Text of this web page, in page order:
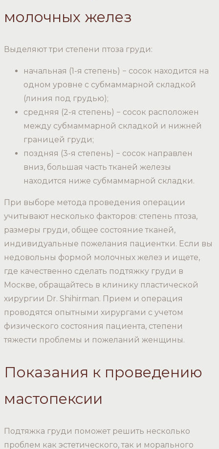
молочных желез
Выделяют три степени птоза груди:
начальная (1-я степень) − сосок находится на
одном уровне с субмаммарной складкой
(линия под грудью);
средняя (2-я степень) − сосок расположен
между субмаммарной складкой и нижней
границей груди;
поздняя (3-я степень) − сосок направлен
вниз, большая часть тканей железы
находится ниже субмаммарной складки.
При выборе метода проведения операции
учитывают несколько факторов: степень птоза,
размеры груди, общее состояние тканей,
индивидуальные пожелания пациентки. Если вы
недовольны формой молочных желез и ищете,
где качественно сделать подтяжку груди в
Москве, обращайтесь в клинику пластической
хирургии Dr. Shihirman. Прием и операция
проводятся опытными хирургами с учетом
физического состояния пациента, степени
тяжести проблемы и пожеланий женщины.
Показания к проведению
мастопексии
Подтяжка груди поможет решить несколько
проблем как эстетического, так и морального